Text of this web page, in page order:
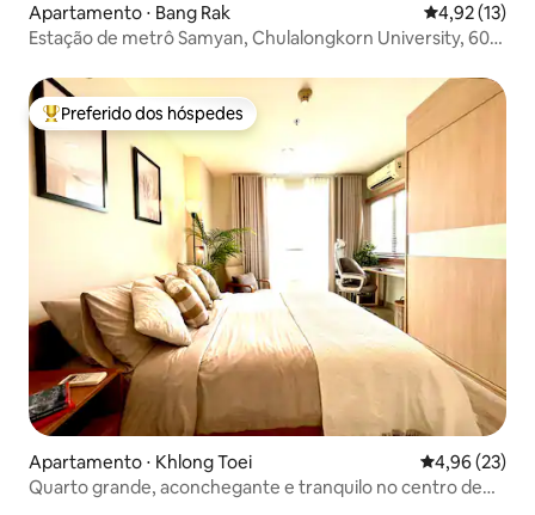
Apartamento ⋅ Bang Rak 4,92 de uma
4,92 (13)
Estação de metrô Samyan, Chulalongkorn University, 600
aluguel mensal, oferta especial em criptomoedas
Entre os melhores preferidos dos hóspedes
Preferido dos hóspedes
Apartamento ⋅ Khlong Toei 4,96 de uma
4,96 (23)
Quarto grande, aconchegante e tranquilo no centro de